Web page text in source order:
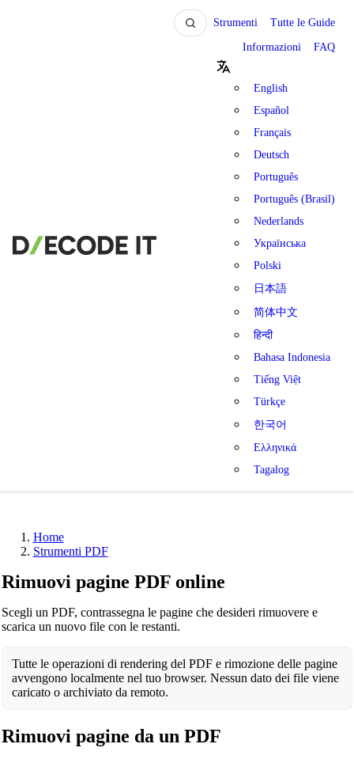
Strumenti Tutte le Guide
Informazioni FAQ
English
Español
Français
Deutsch
Português
Português (Brasil)
Nederlands
Українська
Polski
日本語
简体中文
हिन्दी
Bahasa Indonesia
Tiếng Việt
Türkçe
한국어
Ελληνικά
Tagalog
Home
Strumenti PDF
Rimuovi pagine PDF online
Scegli un PDF, contrassegna le pagine che desideri rimuovere e
scarica un nuovo file con le restanti.
Tutte le operazioni di rendering del PDF e rimozione delle pagine
avvengono localmente nel tuo browser. Nessun dato dei file viene
caricato o archiviato da remoto.
Rimuovi pagine da un PDF